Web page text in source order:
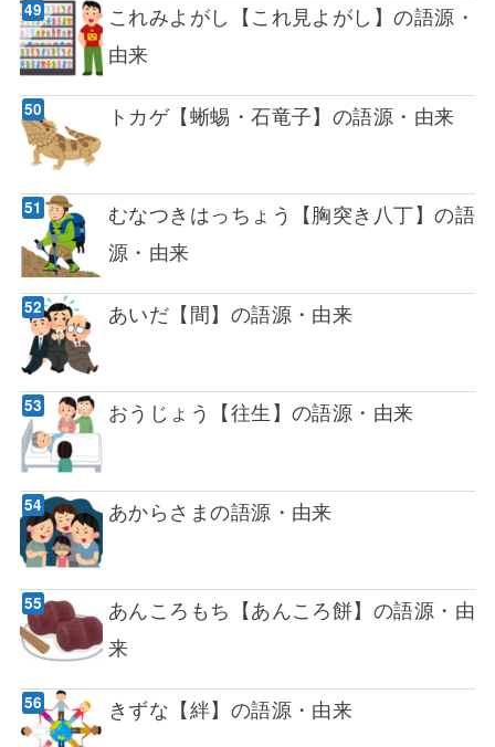
これみよがし【これ見よがし】の語源・
由来
トカゲ【蜥蜴・石竜子】の語源・由来
むなつきはっちょう【胸突き八丁】の語
源・由来
あいだ【間】の語源・由来
おうじょう【往生】の語源・由来
あからさまの語源・由来
あんころもち【あんころ餅】の語源・由
来
きずな【絆】の語源・由来